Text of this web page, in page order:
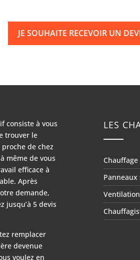
JE SOUHAITE RECEVOIR UN
consiste à vous
trouver le
de chez
même de vous
efficace à
Après
demande,
jusqu’à 5 devis
remplacer
devenue
voulez en
LES
Chauffage
Panneaux